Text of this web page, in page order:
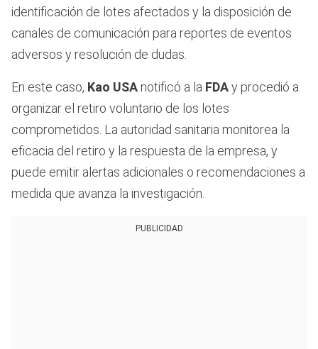
identificación de lotes afectados y la disposición de
canales de comunicación para reportes de eventos
adversos y resolución de dudas.
En este caso, Kao USA notificó a la FDAy procedió a
organizar el retiro voluntario de los lotes
comprometidos. La autoridad sanitaria monitorea la
eficacia del retiro y la respuesta de la empresa, y
puede emitir alertas adicionales o recomendaciones a
medida que avanza la investigación.
PUBLICIDAD